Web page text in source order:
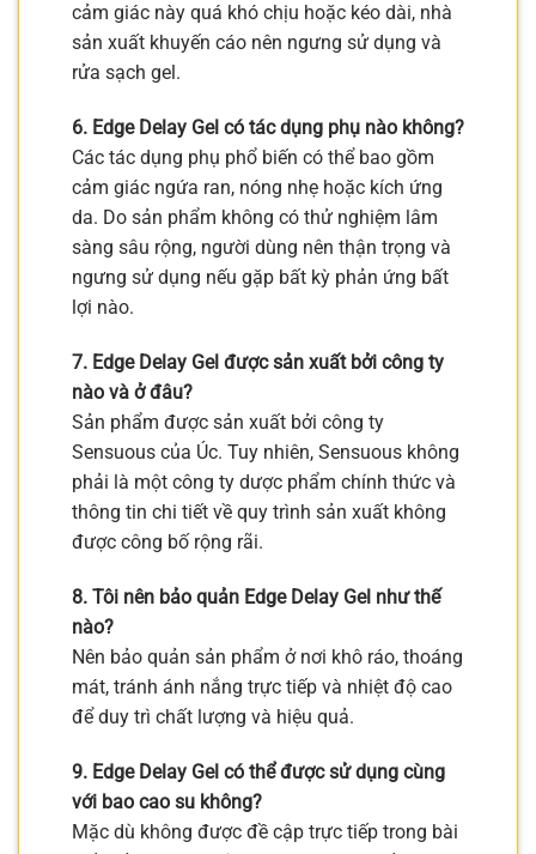
cảm giác này quá khó chịu hoặc kéo dài, nhà
sản xuất khuyến cáo nên ngưng sử dụng và
rửa sạch gel.
6. Edge Delay Gel có tác dụng phụ nào không?
Các tác dụng phụ phổ biến có thể bao gồm
cảm giác ngứa ran, nóng nhẹ hoặc kích ứng
da. Do sản phẩm không có thử nghiệm lâm
sàng sâu rộng, người dùng nên thận trọng và
ngưng sử dụng nếu gặp bất kỳ phản ứng bất
lợi nào.
7. Edge Delay Gel được sản xuất bởi công ty
nào và ở đâu?
Sản phẩm được sản xuất bởi công ty
Sensuous của Úc. Tuy nhiên, Sensuous không
phải là một công ty dược phẩm chính thức và
thông tin chi tiết về quy trình sản xuất không
được công bố rộng rãi.
8. Tôi nên bảo quản Edge Delay Gel như thế
nào?
Nên bảo quản sản phẩm ở nơi khô ráo, thoáng
mát, tránh ánh nắng trực tiếp và nhiệt độ cao
để duy trì chất lượng và hiệu quả.
9. Edge Delay Gel có thể được sử dụng cùng
với bao cao su không?
Mặc dù không được đề cập trực tiếp trong bài